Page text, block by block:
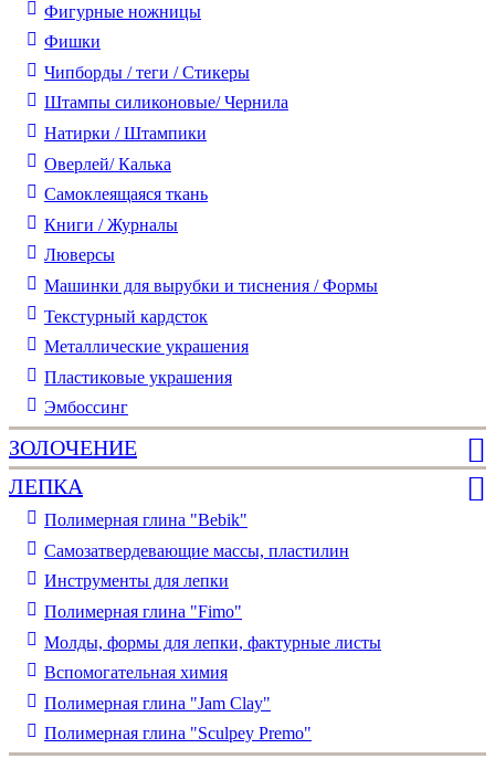
Фигурные ножницы
Фишки
Чипборды / теги / Стикеры
Штампы силиконовые/ Чернила
Натирки / Штампики
Оверлей/ Калька
Самоклеящаяся ткань
Книги / Журналы
Люверсы
Машинки для вырубки и тиснения / Формы
Текстурный кардсток
Металлические украшения
Пластиковые украшения
Эмбоссинг
ЗОЛОЧЕНИЕ
ЛЕПКА
Полимерная глина "Bebik"
Самозатвердевающие массы, пластилин
Инструменты для лепки
Полимерная глина "Fimo"
Молды, формы для лепки, фактурные листы
Вспомогательная химия
Полимерная глина "Jam Clay"
Полимерная глина "Sculpey Premo"